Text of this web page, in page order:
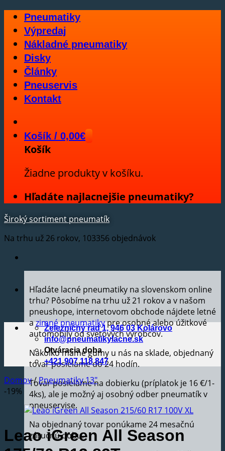
Skip
content
Pneumatiky
Výpredaj
Nákladné pneumatiky
Disky
Články
Pneuservis
Kontakt
Košík / 0,00€
Košík
Žiadne produkty v košíku.
Hľadáte najlacnejšie pneumatiky?
Široký sortiment pneumatík
Na trhu už 26 rokov, 103356 objednávok
Hľadáte lacné pneumatiky na slovenskom online
trhu? Pôsobíme na trhu už 21 rokov a v našom
pneushope, internetovom obchode nájdete letné
azimné pneumatikypre osobné alebo úžitkové
automobily od svetových výrobcov.
Nakoľko máme gumy u nás na sklade, objednaný
tovar posielame do 24 hodín.
Tovar posielame na dobierku (príplatok je 16 €/1-
4ks), ale je možný aj osobný odber pneumatík v
pneuservise.
Na objednaný tovar ponúkame 24 mesačnú
záručnú dobu.
Železničný rad 1, 946 03 Kolárovo
info@pneumatikylacne.sk
Otváracia doba
+421 907 118 847
Domov/Pneumatiky 13"
-19%
Leao iGreen All Season